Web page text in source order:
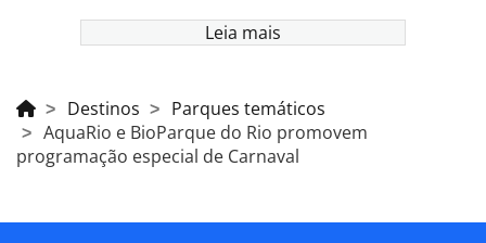
Leia mais
Destinos
Parques temáticos
AquaRio e BioParque do Rio promovem
programação especial de Carnaval